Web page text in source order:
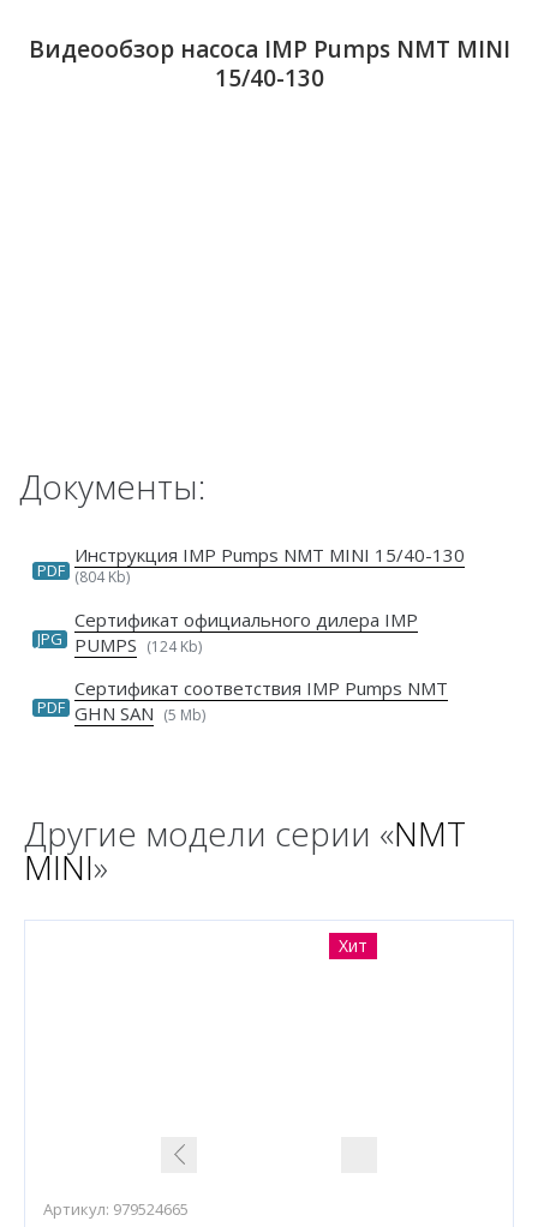
Видеообзор насоса IMP Pumps NMT MINI
15/40-130
Документы:
PDF
Инструкция IMP Pumps NMT MINI 15/40-130
(804 Kb)
JPG
Сертификат официального дилера IMP
PUMPS (124 Kb)
PDF
Сертификат соответствия IMP Pumps NMT
GHN SAN (5 Mb)
Другие модели серии «NMT
MINI»
Хит
Артикул: 979524665